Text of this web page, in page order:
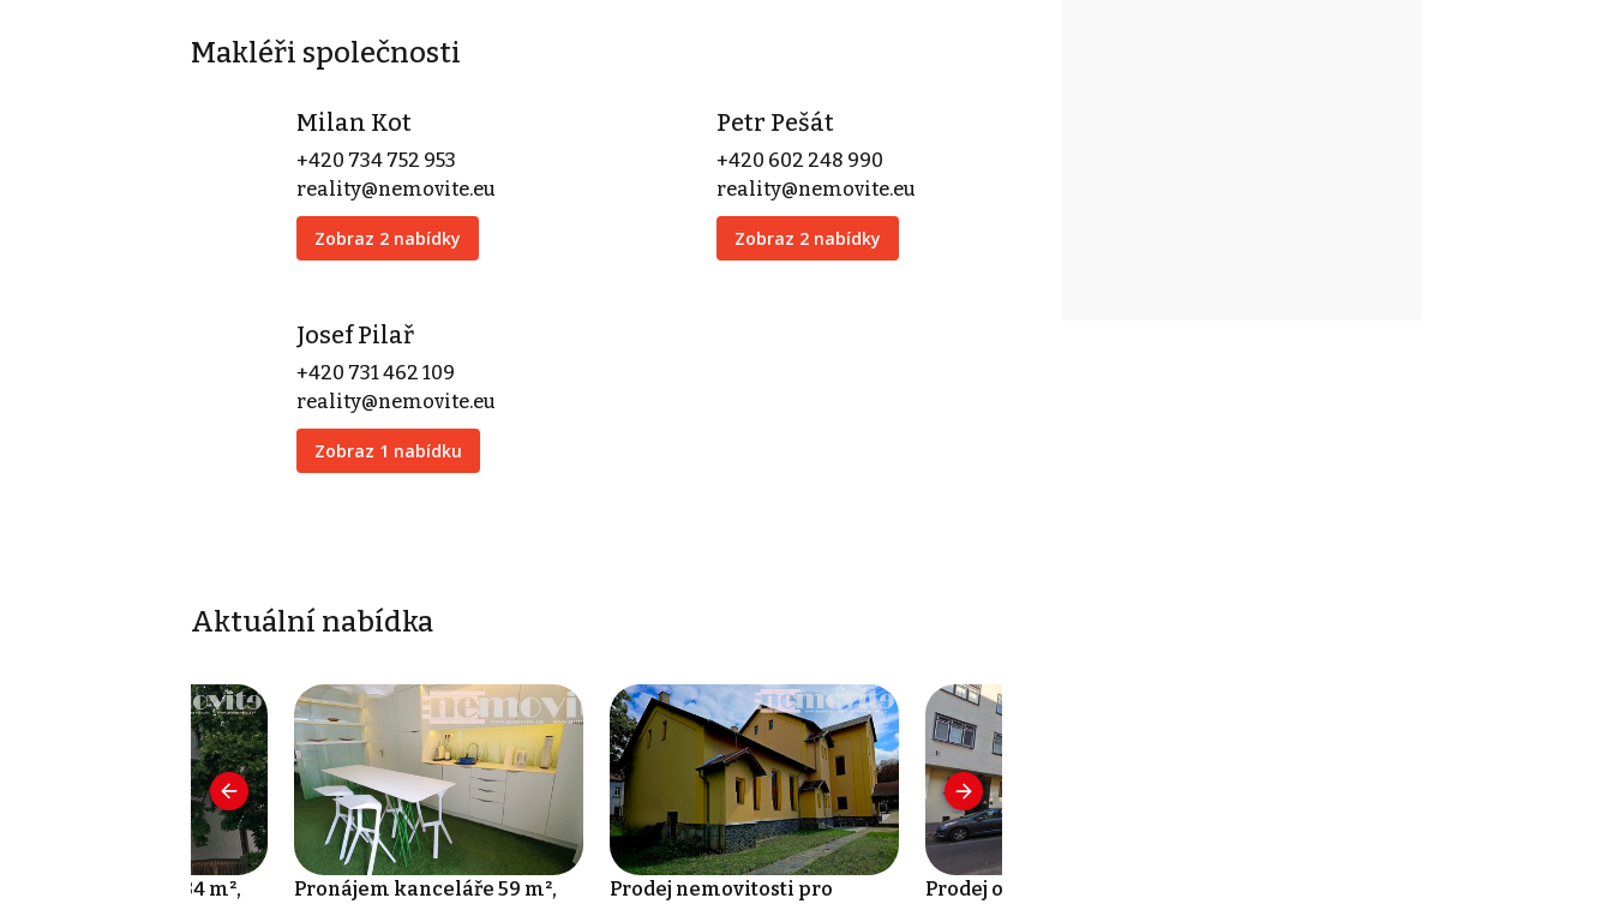
Makléři společnosti
Milan Kot
+420 734 752 953
reality@nemovite.eu
Zobraz 2 nabídky
Petr Pešát
+420 602 248 990
reality@nemovite.eu
Zobraz 2 nabídky
Josef Pilař
+420 731 462 109
reality@nemovite.eu
Zobraz 1 nabídku
Aktuální nabídka
kanceláře 34 m²,
Pronájem kanceláře 59 m²,
Prodej nemovitosti pro
Prodej obchodního prostoru